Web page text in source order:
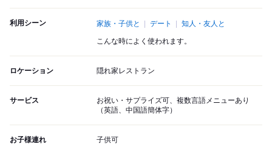
利用シーン 家族・子供と デート 知人・友人と
こんな時によく使われます。
ロケーション 隠れ家レストラン
サービス
お祝い・サプライズ可、複数言語メニューあり
（英語、中国語簡体字）
お子様連れ 子供可